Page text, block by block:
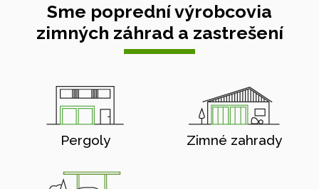
Sme poprední výrobcovia
zimných záhrad a zastrešení
Pergoly Zimné zahrady